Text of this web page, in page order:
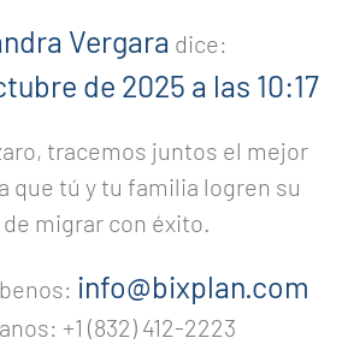
Vergara dice:
de 2025 a las 10:17
tracemos juntos el mejor
que tú y tu familia logren su
migrar con éxito.
info@bixplan.com
+1 (832) 412-2223